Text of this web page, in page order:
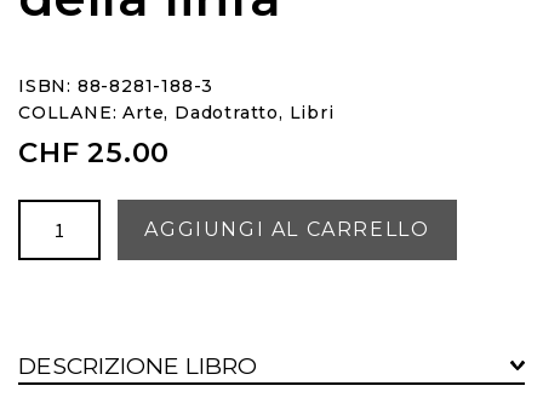
ISBN: 88-8281-188-3
COLLANE:Arte, Dadotratto, Libri
CHF 25.00
circolazione
AGGIUNGI AL CARRELLO
DESCRIZIONE LIBRO